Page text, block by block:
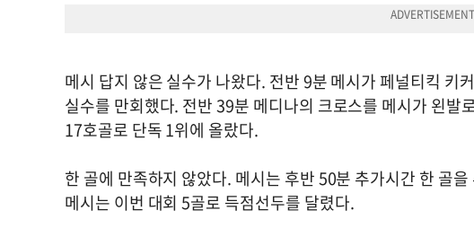
메시 답지 않은 실수가 나왔다. 전반 9분 메시가 페널티킥 키
실수를 만회했다. 전반 39분 메디나의 크로스를 메시가 왼발
17호골로 단독 1위에 올랐다.
한 골에 만족하지 않았다. 메시는 후반 50분 추가시간 한 골
메시는 이번 대회 5골로 득점선두를 달렸다.